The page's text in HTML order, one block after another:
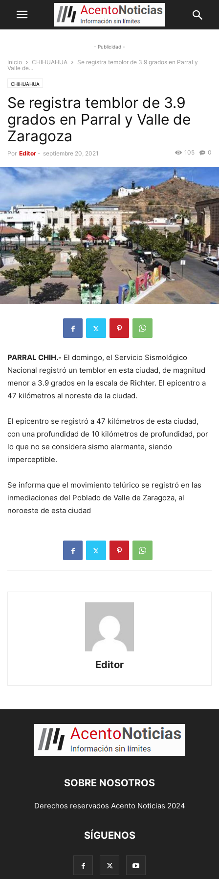
- Publicidad -
Inicio CHIHUAHUA
Se registra temblor de 3.9 grados en Parral y
Valle de...
CHIHUAHUA
Se registra temblor de 3.9
grados en Parral y Valle de
Zaragoza
Por Editor - septiembre 20, 2021 0
105
PARRAL CHIH.- El domingo, el Servicio Sismológico
Nacional registró un temblor en esta ciudad, de magnitud
menor a 3.9 grados en la escala de Richter. El epicentro a
47 kilómetros al noreste de la ciudad.
El epicentro se registró a 47 kilómetros de esta ciudad,
con una profundidad de 10 kilómetros de profundidad, por
lo que no se considera sismo alarmante, siendo
imperceptible.
Se informa que el movimiento telúrico se registró en las
inmediaciones del Poblado de Valle de Zaragoza, al
noroeste de esta ciudad
Editor
SOBRE NOSOTROS
Derechos reservados Acento Noticias 2024
SÍGUENOS